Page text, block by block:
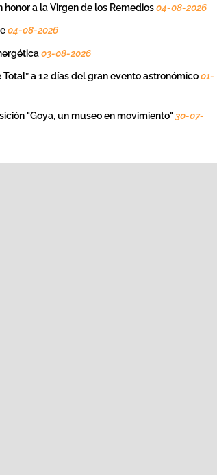
a la Virgen de los Remedios04-08-2026
04-08-2026
03-08-2026
a 12 días del gran evento astronómico01-
"Goya, un museo en movimiento" 30-07-